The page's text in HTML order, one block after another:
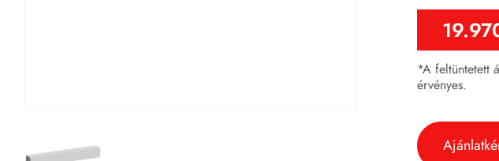
*A feltüntetett
érvényes.